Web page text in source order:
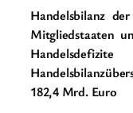
Handelsbilanz
Mitgliedstaaten
182,4 Mrd. Euro